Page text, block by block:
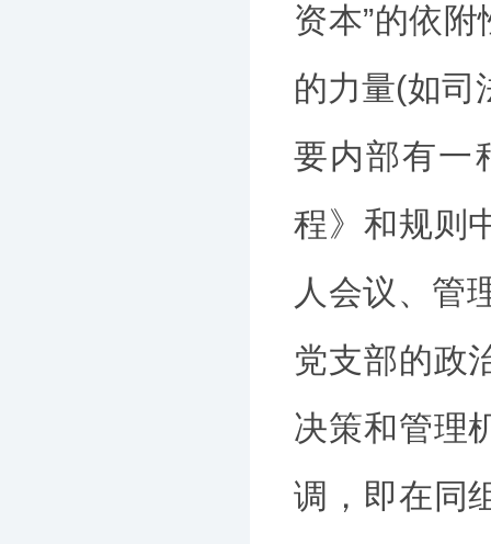
资本”的依
的力量(如司
要内部有一
程》和规则
人会议、管
党支部的政
决策和管理
调，即在同